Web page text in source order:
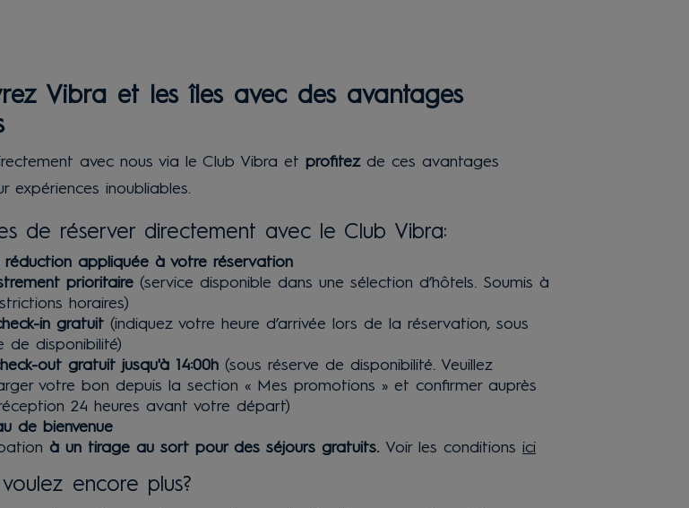
Vibra et les îles avec des avantages
avec nous via le Club Vibra etprofitezde ces avantages
expériences inoubliables.
de réserver directement avec le Club Vibra:
réduction appliquée à votre réservation
prioritaire(service disponible dans une sélection d’hôtels. Soumis à
horaires)
in gratuit(indiquez votre heure d’arrivée lors de la réservation, sous
de disponibilité)
out gratuit jusqu'à 14:00h(sous réserve de disponibilité. Veuillez
votre bon depuis la section « Mes promotions » et confirmer auprès
24 heures avant votre départ)
de bienvenue
à un tirage au sort pour des séjours gratuits. Voir les conditionsici
encore plus?